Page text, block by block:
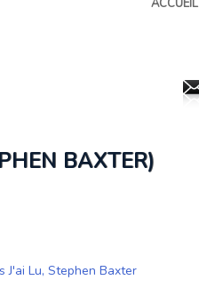
ACCUEIL
BAXTER)
J'ai Lu, Stephen Baxter